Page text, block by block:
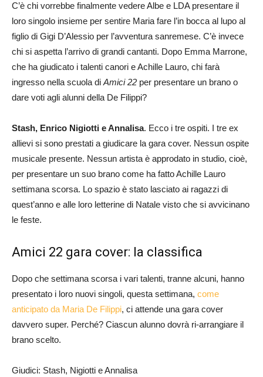
C’è chi vorrebbe finalmente vedere Albe e LDA presentare il
loro singolo insieme per sentire Maria fare l’in bocca al lupo al
figlio di Gigi D’Alessio per l’avventura sanremese. C’è invece
chi si aspetta l’arrivo di grandi cantanti. Dopo Emma Marrone,
che ha giudicato i talenti canori e Achille Lauro, chi farà
ingresso nella scuola di Amici 22 per presentare un brano o
dare voti agli alunni della De Filippi?
Stash, Enrico Nigiotti e Annalisa. Ecco i tre ospiti. I tre ex
allievi si sono prestati a giudicare la gara cover. Nessun ospite
musicale presente. Nessun artista è approdato in studio, cioè,
per presentare un suo brano come ha fatto Achille Lauro
settimana scorsa. Lo spazio è stato lasciato ai ragazzi di
quest’anno e alle loro letterine di Natale visto che si avvicinano
le feste.
Amici 22 gara cover: la classifica
Dopo che settimana scorsa i vari talenti, tranne alcuni, hanno
presentato i loro nuovi singoli, questa settimana, come
anticipato da Maria De Filippi, ci attende una gara cover
davvero super. Perché? Ciascun alunno dovrà ri-arrangiare il
brano scelto.
Giudici: Stash, Nigiotti e Annalisa